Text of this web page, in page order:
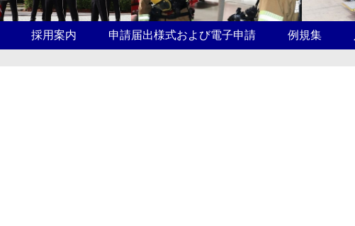
採用案内 申請届出様式および電子申請 例規集